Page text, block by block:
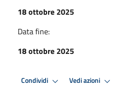
18 ottobre 2025
Data fine:
18 ottobre 2025
Condividi Vedi azioni